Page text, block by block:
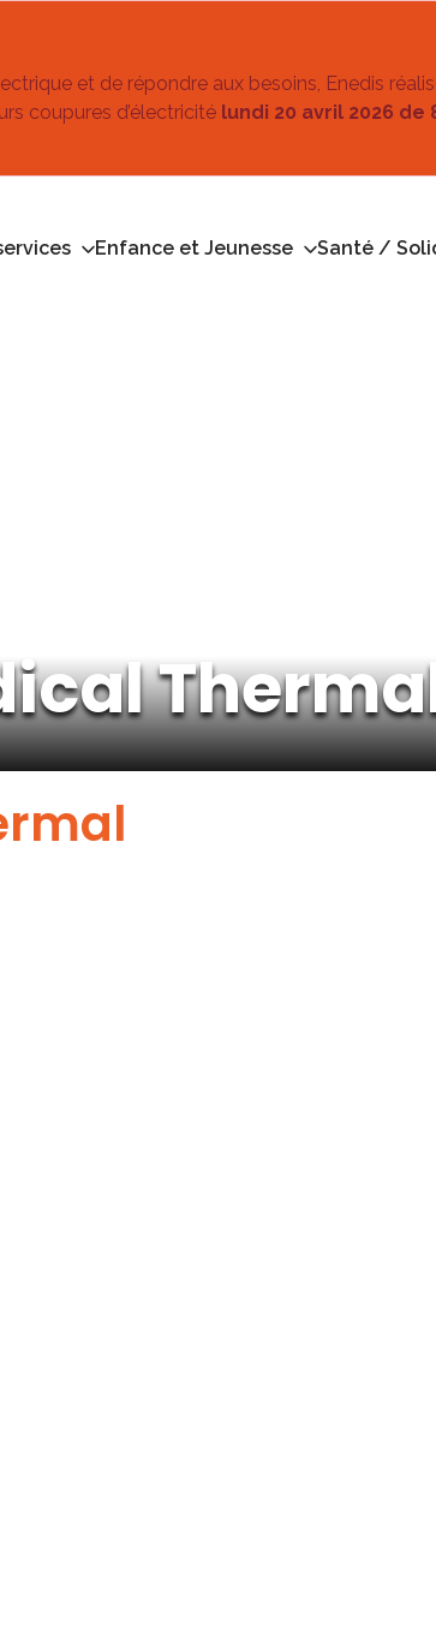
et de répondre aux besoins, Enedis
coupures d’électricité lundi 20 avril 2026 de
Enfance et Jeunesse Santé /